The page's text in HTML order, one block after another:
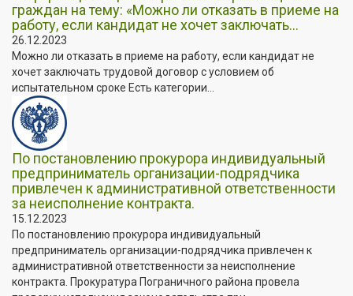
граждан на тему: «Можно ли отказать в приеме на
работу, если кандидат не хочет заключать...
26.12.2023
Можно ли отказать в приеме на работу, если кандидат не
хочет заключать трудовой договор с условием об
испытательном сроке Есть категории...
По постановлению прокурора индивидуальный
предприниматель организации-подрядчика
привлечен к административной ответственности
за неисполнение контракта.
15.12.2023
По постановлению прокурора индивидуальный
предприниматель организации-подрядчика привлечен к
административной ответственности за неисполнение
контракта. Прокуратура Пограничного района провела